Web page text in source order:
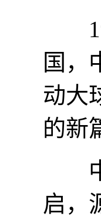
国，
动大
的新
中
启，